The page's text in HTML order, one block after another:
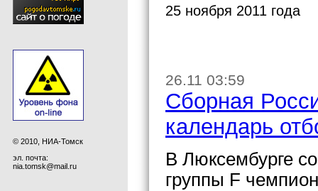
© 2010, НИА-Томск
эл. почта:
nia.tomsk@mail.ru
25 ноября 2011 года
26.11 03:59
Сборная
календарь
В Люксембурге
группы F